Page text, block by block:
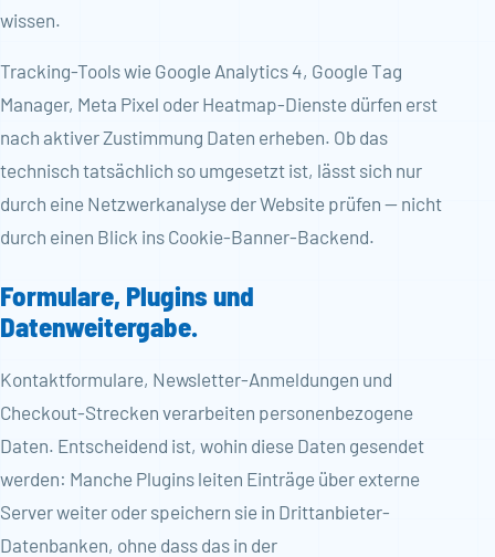
wissen.
Tracking-Tools wie Google Analytics 4, Google Tag
Manager, Meta Pixel oder Heatmap-Dienste dürfen erst
nach aktiver Zustimmung Daten erheben. Ob das
technisch tatsächlich so umgesetzt ist, lässt sich nur
durch eine Netzwerkanalyse der Website prüfen — nicht
durch einen Blick ins Cookie-Banner-Backend.
Formulare, Plugins und
Datenweitergabe.
Kontaktformulare, Newsletter-Anmeldungen und
Checkout-Strecken verarbeiten personenbezogene
Daten. Entscheidend ist, wohin diese Daten gesendet
werden: Manche Plugins leiten Einträge über externe
Server weiter oder speichern sie in Drittanbieter-
Datenbanken, ohne dass das in der